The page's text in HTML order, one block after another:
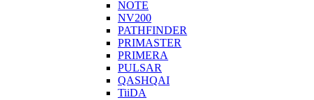
NOTE
NV200
PATHFINDER
PRIMASTER
PRIMERA
PULSAR
QASHQAI
TiiDA